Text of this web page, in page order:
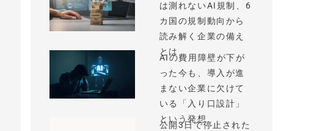
は測れないAI規制、6
カ国の規制動向から
読み解く企業の備え
とは
AIの費用障壁が下が
った今も、導入が進
まない企業に欠けて
いる「入り口設計」
という発想
公開3日で停止された